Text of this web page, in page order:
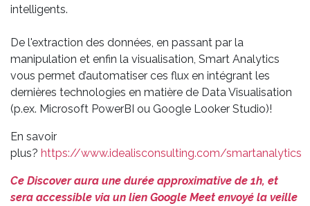
intelligents.
De l'extraction des données, en passant par la
manipulation et enfin la visualisation, Smart Analytics
vous permet d’automatiser ces flux en intégrant les
dernières technologies en matière de Data Visualisation
(p.ex. Microsoft PowerBI ou Google Looker Studio)!
En savoir
plus? https://www.idealisconsulting.com/smartanalytics
Ce Discover aura une durée approximative de 1h, et
sera accessible via un lien Google Meet envoyé la veille